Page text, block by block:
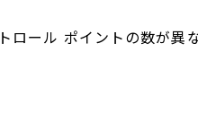
ール ポイントの数が